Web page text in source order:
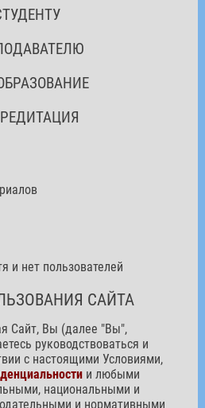
и нет пользователей
САЙТА
Сайт, Вы (далее "Вы",
руководствоваться и
с настоящими Условиями,
и любыми
национальными и
и нормативными